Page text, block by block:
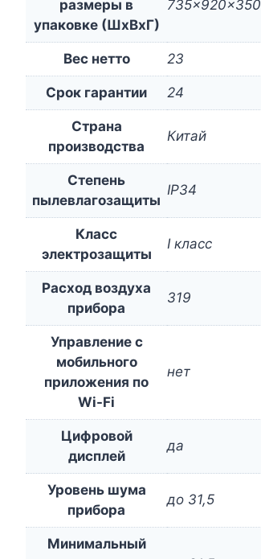
размеры в
упаковке (ШxВxГ)
735x920x350
Вес нетто 23
Срок гарантии 24
Страна
производства
Китай
Степень
пылевлагозащиты
IP34
Класс
электрозащиты
I класс
Расход воздуха
прибора
319
Управление c
мобильного
приложения по
Wi-Fi
нет
Цифровой
дисплей
да
Уровень шума
прибора
до 31,5
Минимальный